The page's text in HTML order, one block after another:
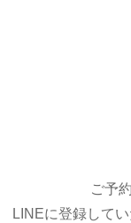
ご予
LINEに登録して